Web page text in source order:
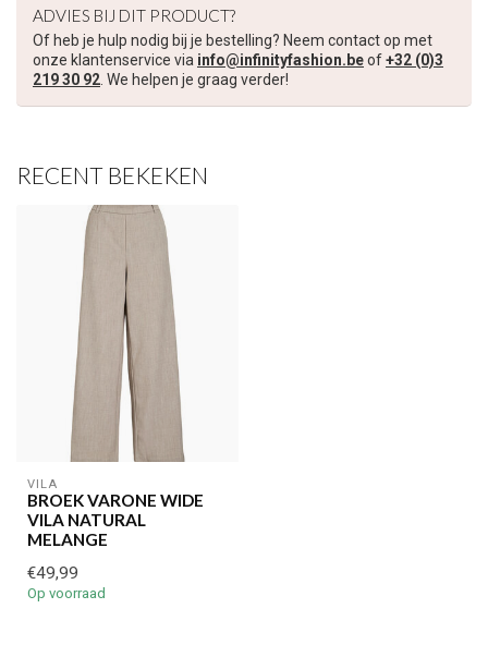
ADVIES BIJ DIT PRODUCT?
Of heb je hulp nodig bij je bestelling? Neem contact op met
onze klantenservice via info@infinityfashion.beof+32 (0)3
219 30 92. We helpen je graag verder!
RECENT BEKEKEN
VILA
BROEK VARONE WIDE
VILA NATURAL
MELANGE
€49,99
Op voorraad
Schrijf je in voor onze nieuwsbrief om op de hoogte te blijven
over onze nieuwe collectie, en ontvang5 euro kortingop je
volgende aankoop! 😀
Je korting is geldig bij een minimale bestelwaarde van €45,00